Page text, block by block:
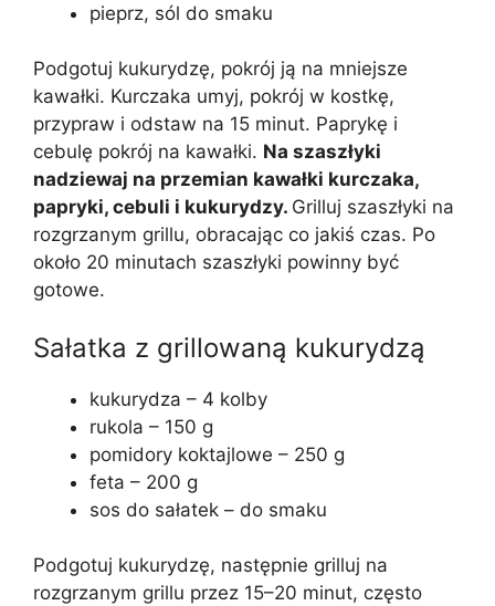
pieprz, sól do smaku
Podgotuj kukurydzę, pokrój ją na mniejsze
kawałki. Kurczaka umyj, pokrój w kostkę,
przypraw i odstaw na 15 minut. Paprykę i
cebulę pokrój na kawałki. Na szaszłyki
nadziewaj na przemian kawałki kurczaka,
papryki, cebuli i kukurydzy. Grilluj szaszłyki na
rozgrzanym grillu, obracając co jakiś czas. Po
około 20 minutach szaszłyki powinny być
gotowe.
Sałatka z grillowaną kukurydzą
kukurydza – 4 kolby
rukola – 150 g
pomidory koktajlowe – 250 g
feta – 200 g
sos do sałatek – do smaku
Podgotuj kukurydzę, następnie grilluj na
rozgrzanym grillu przez 15–20 minut, często